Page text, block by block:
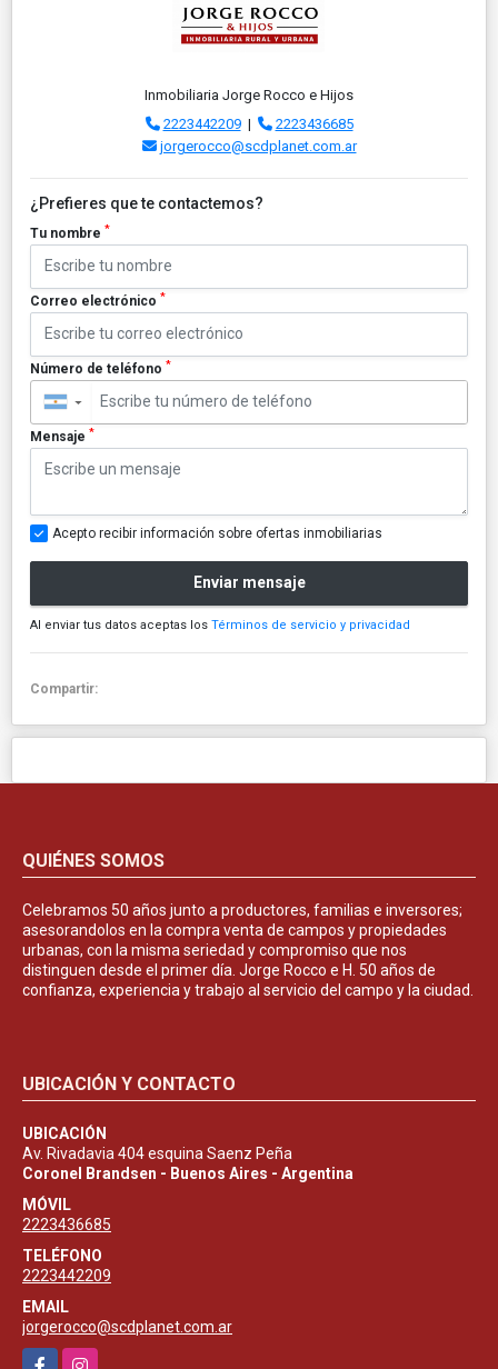
Inmobiliaria Jorge Rocco e Hijos
2223442209|
2223436685
jorgerocco@scdplanet.com.ar
¿Prefieres que te contactemos?
Tu nombre *
Correo electrónico *
Número de teléfono *
▼
Mensaje *
Acepto recibir información sobre ofertas inmobiliarias
Enviar mensaje
Al enviar tus datos aceptas los Términos de servicio y privacidad
Compartir:
QUIÉNES SOMOS
Celebramos 50 años junto a productores, familias e inversores;
asesorandolos en la compra venta de campos y propiedades
urbanas, con la misma seriedad y compromiso que nos
distinguen desde el primer día. Jorge Rocco e H. 50 años de
confianza, experiencia y trabajo al servicio del campo y la ciudad.
UBICACIÓN Y CONTACTO
UBICACIÓN
Av. Rivadavia 404 esquina Saenz Peña
Coronel Brandsen - Buenos Aires - Argentina
MÓVIL
2223436685
TELÉFONO
2223442209
EMAIL
jorgerocco@scdplanet.com.ar
FacebookInstagram